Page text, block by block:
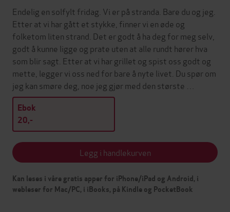
Endelig en solfylt fridag. Vi er på stranda. Bare du og jeg.
Etter at vi har gått et stykke, finner vi en øde og
folketom liten strand. Det er godt å ha deg for meg selv,
godt å kunne ligge og prate uten at alle rundt hører hva
som blir sagt. Etter at vi har grillet og spist oss godt og
mette, legger vi oss ned for bare å nyte livet. Du spør om
jeg kan smøre deg, noe jeg gjør med den største …
Ebok
20,-
Legg i handlekurven
Kan leses i våre gratis apper for iPhone/iPad og Android, i
webleser for Mac/PC, i iBooks, på Kindle og PocketBook